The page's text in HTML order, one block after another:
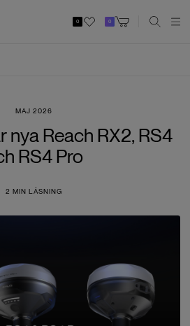
0 0
MAJ 2026
nya Reach RX2, RS4
RS4 Pro
2 MIN LÄSNING